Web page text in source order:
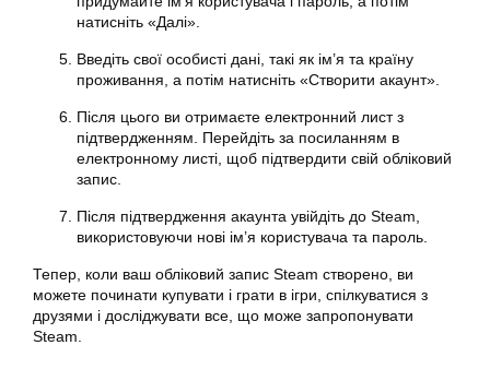
натисніть «Далі».
Введіть свої особисті дані, такі як ім’я та країну
проживання, а потім натисніть «Створити акаунт».
Після цього ви отримаєте електронний лист з
підтвердженням. Перейдіть за посиланням в
електронному листі, щоб підтвердити свій обліковий
запис.
Після підтвердження акаунта увійдіть до Steam,
використовуючи нові ім’я користувача та пароль.
Тепер, коли ваш обліковий запис Steam створено, ви
можете починати купувати і грати в ігри, спілкуватися з
друзями і досліджувати все, що може запропонувати
Steam.